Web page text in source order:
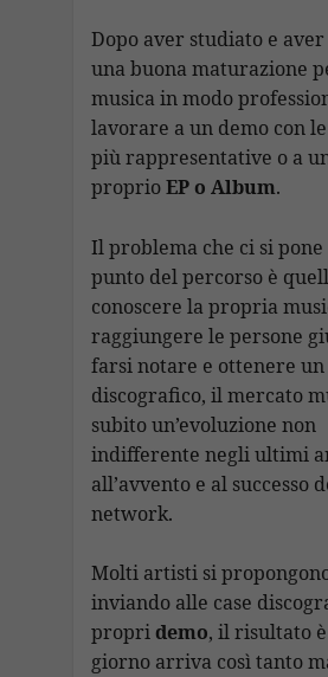
Dopo aver studiato e
una buona maturazione
musica in modo
lavorare a un demo con
più rappresentative o a
proprioEP o Album.
Il problema che ci si
punto del percorso è
conoscere la propria
raggiungere le persone
farsi notare e ottenere
discografico, il mercato
subito un’evoluzione non
indifferente negli ultimi
all’avvento e al successo
network.
Molti artisti si
inviando alle case
propri demo, il risultato
giorno arriva così tanto